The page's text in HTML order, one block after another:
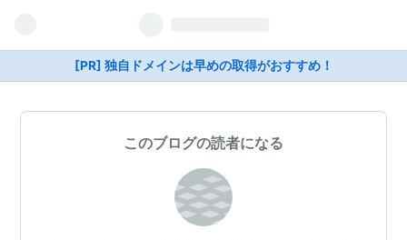
[PR] 独自ドメインは早めの取得がおすすめ！
このブログの読者になる